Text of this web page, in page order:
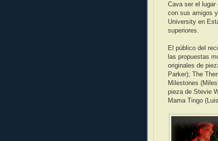
Cava ser el lugar
con sus amigos
University en
superiores.
El público del
las propuestas
originales de
Parker); The
Milestones
pieza de Stevie
Mama Tingo